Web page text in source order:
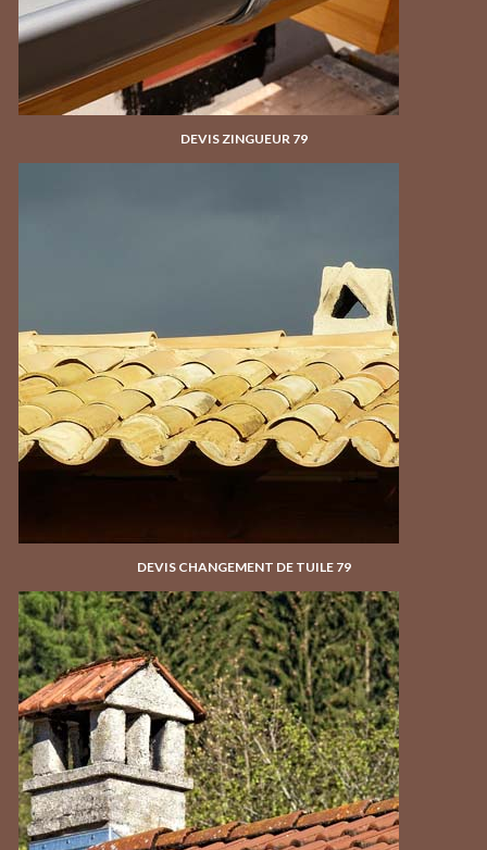
DEVIS ZINGUEUR 79
DEVIS CHANGEMENT DE TUILE 79